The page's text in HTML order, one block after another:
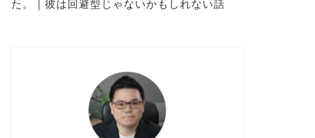
た。｜彼は回避型じゃないかもしれない話